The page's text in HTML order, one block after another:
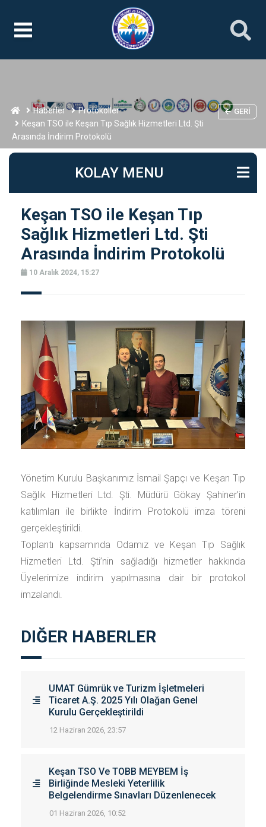
Haberler
Protokoller
Keşan TSO ile Keşan Tıp Sağlık Hizmetleri Ltd. Şti
Arasında İndirim Protokolü
GERI
KOLAY MENU
Keşan TSO ile Keşan Tıp
Sağlık Hizmetleri Ltd. Şti
Arasında İndirim Protokolü
10 Aralık 2024, 15:27
Yönetim Kurulu Başkanımız İsmail Şapçı ve Keşan Tıp
Sağlık Hizmetleri Ltd. Şti. Müdürü Gökay Şahiner’in
katılımları ile birlikte İndirim Protokolü imza töreni
gerçekleştirildi.
Toplantı kapsamında Odamız ve Keşan Tıp Sağlık
Hizmetleri Ltd. Şti’nin sağladığı hizmetler hakkında
Üyelerimize indirim yapılmasına dair bir protokol
imzalandı.
DIĞER HABERLER
UMAT Gümrük ve Turizm İşletmeleri
Ticaret A.Ş. 2025 Yılı Olağan Genel
Kurulu Gerçekleştirildi
12 Haziran 2026, 23:57
Keşan TSO Ve TOBB MEYBEM İş
Birliğinde Mesleki Yeterlilik
Belgelendirme Sınavları Düzenlenecek
01 Haziran 2026, 10:52